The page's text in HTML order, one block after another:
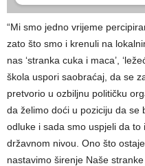
“Mi smo jedno vrijeme
zato što smo i krenuli na
nas ‘stranka cuka i maca’,
škola uspori saobraćaj, da se
pretvorio u ozbiljnu političku
da želimo doći u poziciju da se
odluke i sada smo uspjeli da
državnom nivou. Ono što
nastavimo širenje Naše